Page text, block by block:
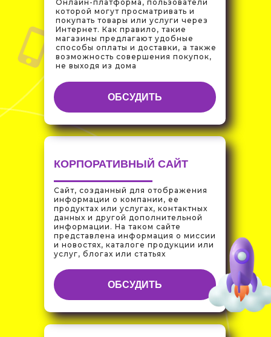
ОБСУДИТЬ
Сайт, созданный для отображения
информации о компании, ее
продуктах или услугах, контактных
данных и другой дополнительной
информации. На таком сайте
представлена информация о миссии
и новостях, каталоге продукции или
услуг, блогах или статьях
КОРПОРАТИВНЫЙ САЙТ
ОБСУДИТЬ
Онлайн-платформа, пользователи
которой могут просматривать и
покупать товары или услуги через
Интернет. Как правило, такие
магазины предлагают удобные
способы оплаты и доставки, а также
возможность совершения покупок,
не выходя из дома